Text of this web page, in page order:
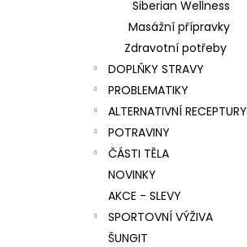
Siberian Wellness
Masážní přípravky
Zdravotní potřeby
DOPLŇKY STRAVY
PROBLEMATIKY
ALTERNATIVNÍ RECEPTURY
POTRAVINY
ČÁSTI TĚLA
NOVINKY
AKCE - SLEVY
SPORTOVNÍ VÝŽIVA
ŠUNGIT